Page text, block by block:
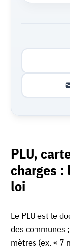
PLU,
charges :
loi
Le PLU est le
des communes
mètres (ex. « 7